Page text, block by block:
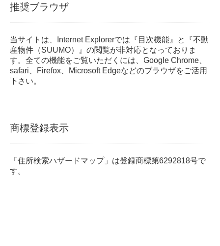
推奨ブラウザ
当サイトは、Internet Explorerでは『目次機能』と『不動
産物件（SUUMO）』の閲覧が非対応となっておりま
す。全ての機能をご覧いただくには、Google Chrome、
safari、Firefox、Microsoft Edgeなどのブラウザをご活用
下さい。
商標登録表示
「住所検索ハザードマップ」は登録商標第6292818号で
す。